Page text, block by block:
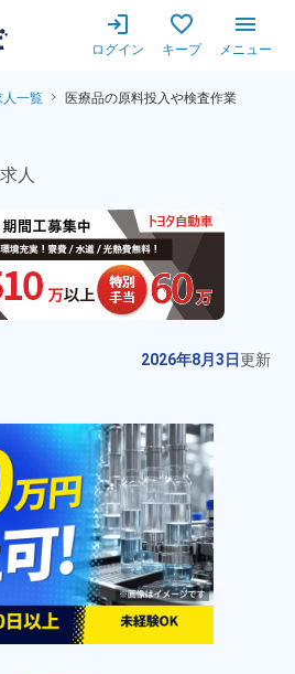
ログイン キープ メニュー
人一覧 医療品の原料投入や検査作業
料投入や検査作
人
2026年8月3日更新